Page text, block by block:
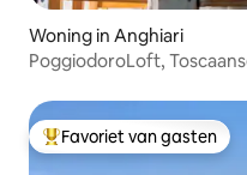
Woning in Anghiari
PoggiodoroLoft,
Topfavoriet van gasten
Favoriet van gasten